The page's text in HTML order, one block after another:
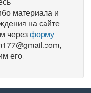
материала и
на сайте
черезформу
его.